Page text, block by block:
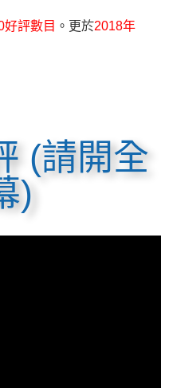
好評數目 。更於2018年
(請開全
)